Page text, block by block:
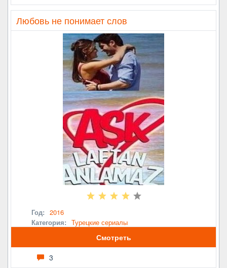
Любовь не понимает слов
Год: 2016
Категория: Турецкие сериалы
Смотреть
3